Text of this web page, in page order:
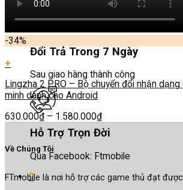
Đổi Trả Trong 7 Ngày
Sau giao hàng thành công
Hỗ Trợ Trọn Đời
Qua Facebook: Ftmobile
0
-34%
+
Lingzha 2 PRO – Bộ chuyển đổi nhận
minh dành cho Android
630.000₫ – 1.580.000₫
Về Chúng Tôi
FTmobile là nơi hỗ trợ các game thủ đạt